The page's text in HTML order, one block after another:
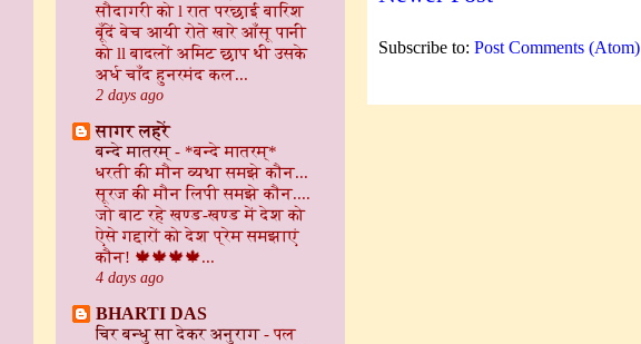
Subscribe to: Post Comments (Atom)
सौदागरी को l रात परछाई बारिश
बूँदें बेच आयी रोते खारे आँसू पानी
को ll बादलों अमिट छाप थी उसके
अर्ध चाँद हुनरमंद कल...
2 days ago
सागर लहरें
बन्दे मातरम्- *बन्दे मातरम्*
धरती की मौन व्यथा समझे कौन...
सूरज की मौन लिपी समझे कौन....
जो बाट रहे खण्ड-खण्ड में देश को
ऐसे गद्दारों को देश प्रेम समझाएं
कौन! 🍁🍁🍁🍁...
4 days ago
BHARTI DAS
चिर बन्धु सा देकर अनुराग-पल